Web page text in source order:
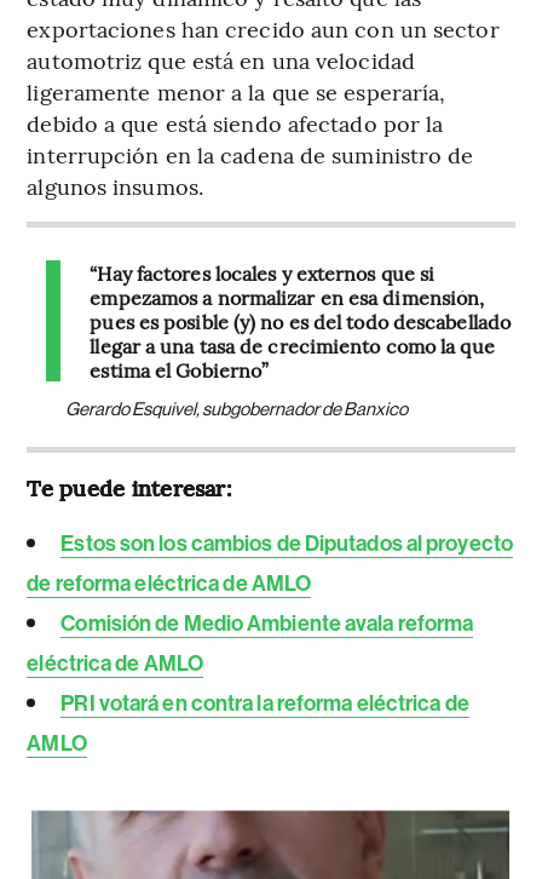
exportaciones han crecido aun con un sector
automotriz que está en una velocidad
ligeramente menor a la que se esperaría,
debido a que está siendo afectado por la
interrupción en la cadena de suministro de
algunos insumos.
“Hay factores locales y externos que si
empezamos a normalizar en esa dimensión,
pues es posible (y) no es del todo descabellado
llegar a una tasa de crecimiento como la que
estima el Gobierno”
Gerardo Esquivel, subgobernador de Banxico
Te puede interesar:
Estos son los cambios de Diputados al proyecto
de reforma eléctrica de AMLO
Comisión de Medio Ambiente avala reforma
eléctrica de AMLO
PRI votará en contra la reforma eléctrica de
AMLO